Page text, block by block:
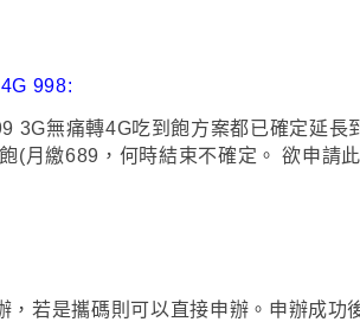
998:
3G無痛轉4G吃到飽方案都已確定延長
(月繳689 ，何時結束不確定 。
欲申請
，若是攜碼則可以直接申辦 。 申辦成功